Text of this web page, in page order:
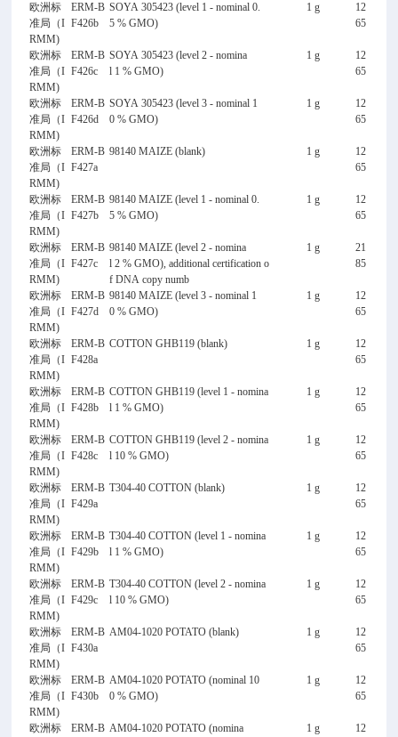
欧洲标
准局（I
RMM)
ERM-B
F426b
SOYA 305423 (level 1 - nominal 0.
5 % GMO)
1 g
12
65
欧洲标
准局（I
RMM)
ERM-B
F426c
SOYA 305423 (level 2 - nomina
l 1 % GMO)
1 g
12
65
欧洲标
准局（I
RMM)
ERM-B
F426d
SOYA 305423 (level 3 - nominal 1
0 % GMO)
1 g
12
65
欧洲标
准局（I
RMM)
ERM-B
F427a
98140 MAIZE (blank) 1 g
12
65
欧洲标
准局（I
RMM)
ERM-B
F427b
98140 MAIZE (level 1 - nominal 0.
5 % GMO)
1 g
12
65
欧洲标
准局（I
RMM)
ERM-B
F427c
98140 MAIZE (level 2 - nomina
l 2 % GMO), additional certification o
f DNA copy numb
1 g
21
85
欧洲标
准局（I
RMM)
ERM-B
F427d
98140 MAIZE (level 3 - nominal 1
0 % GMO)
1 g
12
65
欧洲标
准局（I
RMM)
ERM-B
F428a
COTTON GHB119 (blank) 1 g
12
65
欧洲标
准局（I
RMM)
ERM-B
F428b
COTTON GHB119 (level 1 - nomina
l 1 % GMO)
1 g
12
65
欧洲标
准局（I
RMM)
ERM-B
F428c
COTTON GHB119 (level 2 - nomina
l 10 % GMO)
1 g
12
65
欧洲标
准局（I
RMM)
ERM-B
F429a
T304-40 COTTON (blank) 1 g
12
65
欧洲标
准局（I
RMM)
ERM-B
F429b
T304-40 COTTON (level 1 - nomina
l 1 % GMO)
1 g
12
65
欧洲标
准局（I
RMM)
ERM-B
F429c
T304-40 COTTON (level 2 - nomina
l 10 % GMO)
1 g
12
65
欧洲标
准局（I
RMM)
ERM-B
F430a
AM04-1020 POTATO (blank) 1 g
12
65
欧洲标
准局（I
RMM)
ERM-B
F430b
AM04-1020 POTATO (nominal 10
0 % GMO)
1 g
12
65
欧洲标
ERM-B AM04-1020 POTATO (nomina
1 g
12